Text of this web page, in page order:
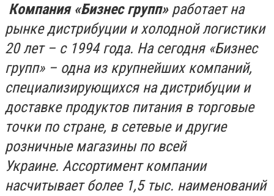
Компания «Бизнес групп»работает на
рынке дистрибуции и холодной логистики
20 лет – с 1994 года. На сегодня «Бизнес
групп» – одна из крупнейших компаний,
специализирующихся на дистрибуции и
доставке продуктов питания в торговые
точки по стране, в сетевые и другие
розничные магазины по всей
Украине. Ассортимент компании
насчитывает более 1,5 тыс. наименований